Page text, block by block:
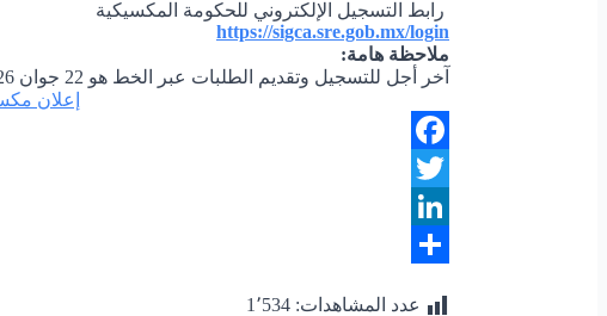
رابط التسجيل الإلكتروني للحكومة المكسيكية
https://sigca.sre.gob.mx/login
ملاحظة هامة:
آخر أجل للتسجيل وتقديم الطلبات عبر الخط هو 22 جوان 2026.
إعلان
Facebook
Twitter
LinkedIn
عدد المشاهدات: 1٬534